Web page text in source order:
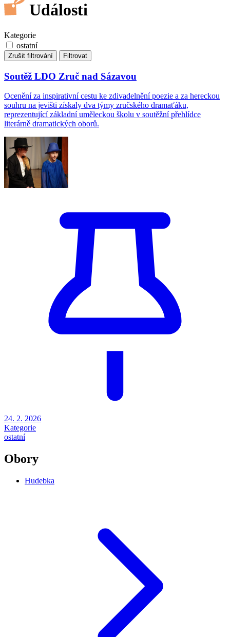
Události
Kategorie
ostatní
Zrušit filtrování Filtrovat
Soutěž LDO Zruč nad Sázavou
Ocenění za inspirativní cestu ke zdivadelnění poezie a za hereckou
souhru na jevišti získaly dva týmy zručského dramaťáku,
reprezentující základní uměleckou školu v soutěžní přehlídce
literárně dramatických oborů.
24. 2. 2026
Kategorie
ostatní
Obory
Hudebka